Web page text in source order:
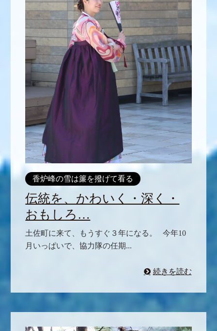
香炉峰の雪は簾を撥げて看る
伝統を、かわいく・深く・
おもしろ…
土佐町に来て、もうすぐ３年になる。 今年10
月いっぱいで、協力隊の任期...
続きを読む